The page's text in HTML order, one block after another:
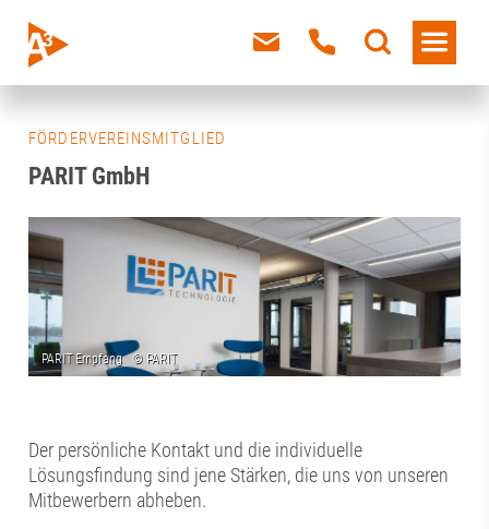
FÖRDERVEREINSMITGLIED
PARIT GmbH
Der persönliche Kontakt und die individuelle
Lösungsfindung sind jene Stärken, die uns von unseren
Mitbewerbern abheben.